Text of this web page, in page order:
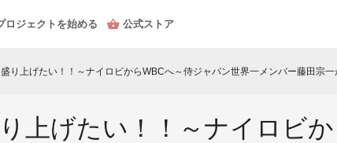
ロジェクトを始める 公式ストア
り上げたい！！～ナイロビからWBCへ～侍ジャパン世界一メンバー藤田宗一
上げたい！！～ナイロビ